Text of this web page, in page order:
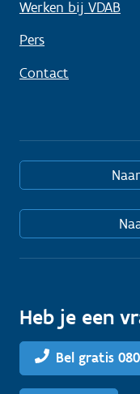
Werken bij VDAB
Pers
Contact
Heb je een
Bel gratis